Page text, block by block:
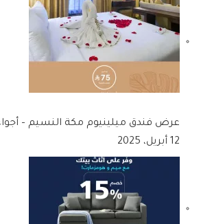
عرض فندق ميلينيوم مكة النسيم – أجواء
12 أبريل، 2025